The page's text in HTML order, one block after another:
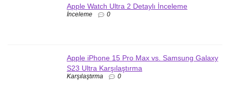
Apple Watch Ultra 2 Detaylı İnceleme
İnceleme 0
Apple iPhone 15 Pro Max vs. Samsung Galaxy
S23 Ultra Karşılaştırma
Karşılaştırma 0